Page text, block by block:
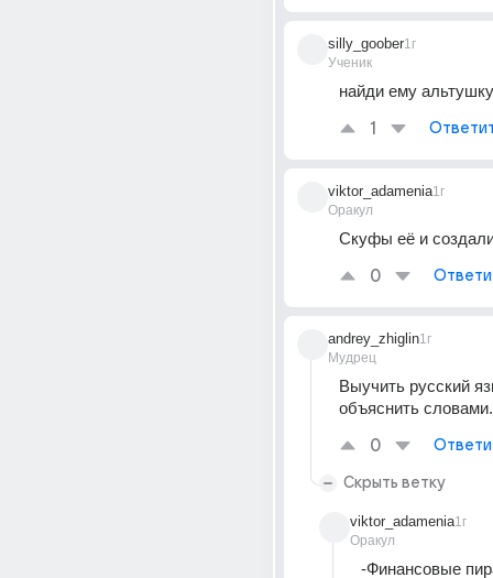
silly_goober
Ученик
1г
найди ему альтушку
1
viktor_adamenia
Оракул
1г
Скуфы её и
0
andrey_zhiglin
Мудрец
1г
Выучить русский
объяснить словами.
0
Скрыть ветку
viktor_adamenia
Оракул
1г
-Финансовые